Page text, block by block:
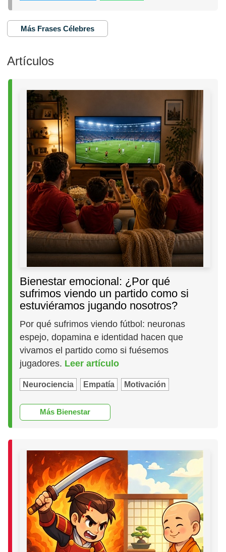
Más Frases Célebres
Artículos
Bienestar emocional: ¿Por qué
sufrimos viendo un partido como si
estuviéramos jugando nosotros?
Por qué sufrimos viendo fútbol: neuronas
espejo, dopamina e identidad hacen que
vivamos el partido como si fuésemos
jugadores. Leer artículo
Neurociencia Empatía Motivación
Más Bienestar